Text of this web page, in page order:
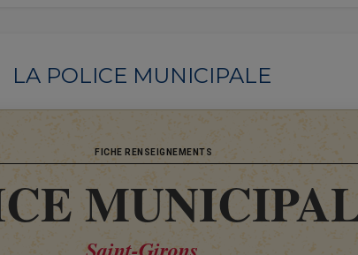
LA POLICE MUNICIPALE
FICHE RENSEIGNEMENTS